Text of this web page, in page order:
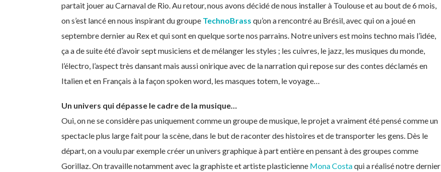
partait jouer au Carnaval de Rio. Au retour, nous avons décidé de nous installer à Toulouse et au bout de 6 mois,
on s’est lancé en nous inspirant du groupe TechnoBrass qu’on a rencontré au Brésil, avec qui on a joué en
septembre dernier au Rex et qui sont en quelque sorte nos parrains. Notre univers est moins techno mais l’idée,
ça a de suite été d’avoir sept musiciens et de mélanger les styles ; les cuivres, le jazz, les musiques du monde,
l’électro, l’aspect très dansant mais aussi onirique avec de la narration qui repose sur des contes déclamés en
Italien et en Français à la façon spoken word, les masques totem, le voyage…
Un univers qui dépasse le cadre de la musique…
Oui, on ne se considère pas uniquement comme un groupe de musique, le projet a vraiment été pensé comme un
spectacle plus large fait pour la scène, dans le but de raconter des histoires et de transporter les gens. Dès le
départ, on a voulu par exemple créer un univers graphique à part entière en pensant à des groupes comme
Gorillaz. On travaille notamment avec la graphiste et artiste plasticienne Mona Costaqui a réalisé notre dernier